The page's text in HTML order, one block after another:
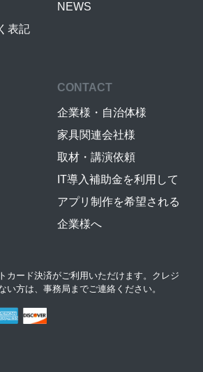
表記
NEWS
CONTACT
企業様・自治体様
家具関連会社様
取材・講演依頼
IT導入補助金を利用して
アプリ制作を希望される
企業様へ
カード決済がご利用いただけます。クレジ
い方は、事務局までご連絡ください。